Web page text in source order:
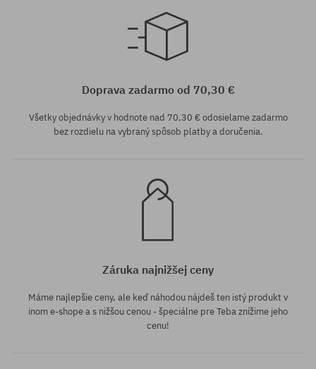
Dostupné veľkosti:
Doprava zadarmo od 70,30 €
Všetky objednávky v hodnote nad 70,30 € odosielame zadarmo
bez rozdielu na vybraný spôsob platby a doručenia.
Záruka najnižšej ceny
Máme najlepšie ceny, ale keď náhodou nájdeš ten istý produkt v
inom e-shope a s nižšou cenou - špeciálne pre Teba znížime jeho
cenu!